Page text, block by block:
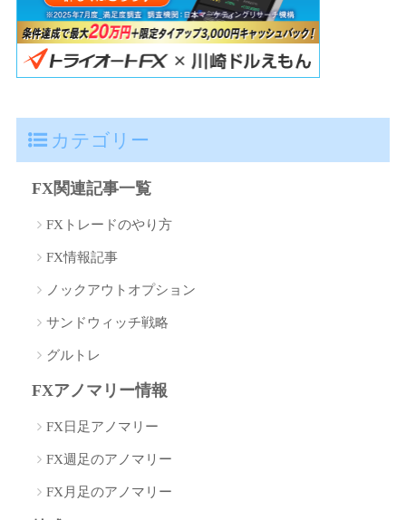
カテゴリー
FX関連記事一覧
FXトレードのやり方
FX情報記事
ノックアウトオプション
サンドウィッチ戦略
グルトレ
FXアノマリー情報
FX日足アノマリー
FX週足のアノマリー
FX月足のアノマリー